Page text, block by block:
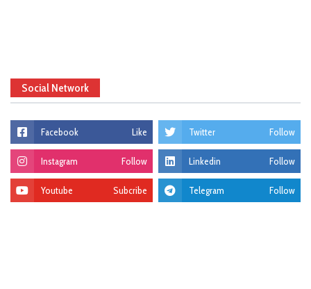
Social Network
Facebook Like Twitter Follow
Instagram Follow Linkedin Follow
Youtube Subcribe Telegram Follow